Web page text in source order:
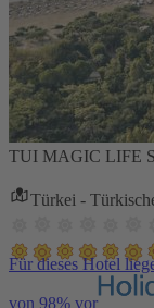
TUI MAGIC LIFE
Türkei -
Für dieses Hotel
von 98% vor